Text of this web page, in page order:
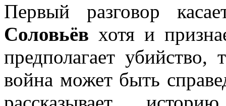
Первый разговор
Соловьёв хотя и
предполагает
война может быть